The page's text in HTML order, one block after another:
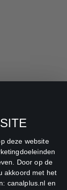
deze website
Door op de
akkoord met het
canalplus.nl en